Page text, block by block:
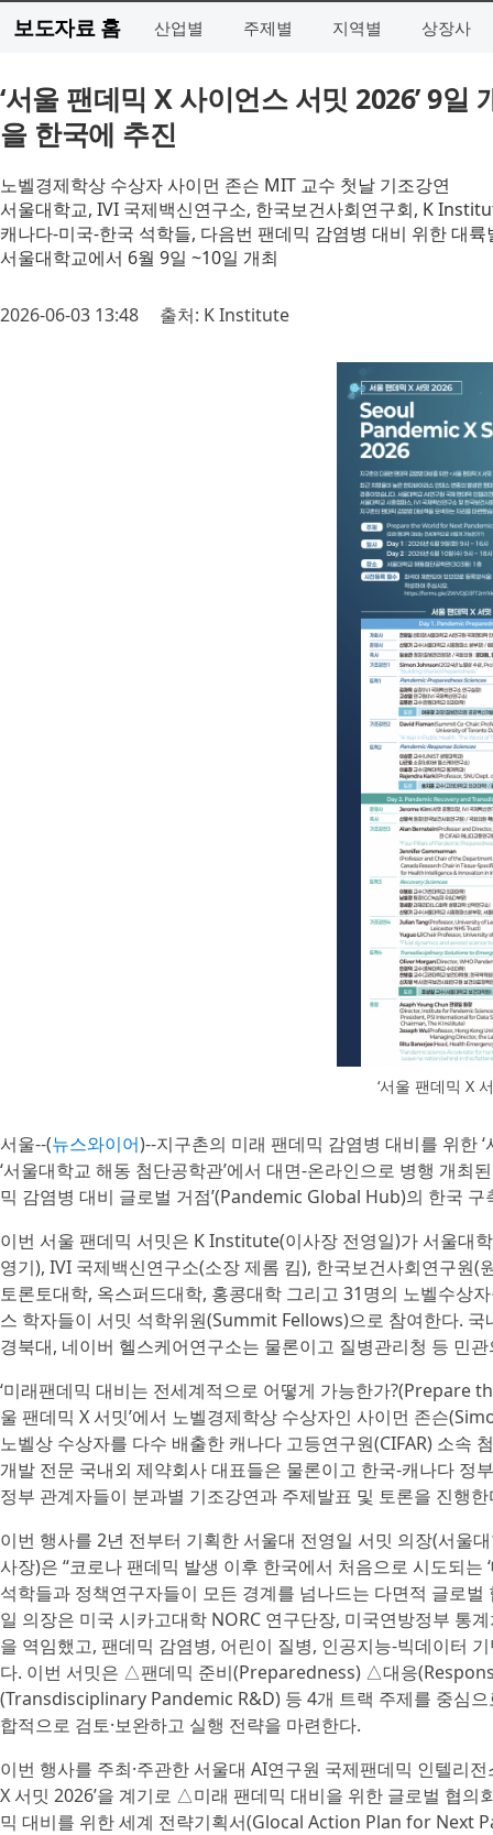
보도자료 홈 산업별 주제별 지역별 상장사
‘서울 팬데믹 X 사이언스 서밋 2026’ 9
을 한국에 추진
노벨경제학상 수상자 사이먼 존슨 MIT 교수 첫날 기조강연
서울대학교, IVI 국제백신연구소, 한국보건사회연구회, K
캐나다-미국-한국 석학들, 다음번 팬데믹 감염병 대비 위한 대
서울대학교에서 6월 9일 ~10일 개최
2026-06-03 13:48 출처: K Institute
‘서울 팬데믹 X
서울--(뉴스와이어)--지구촌의 미래 팬데믹 감염병 대비를 위한
‘서울대학교 해동 첨단공학관’에서 대면-온라인으로 병행 개최
믹 감염병 대비 글로벌 거점’(Pandemic Global Hub)의 한국 구
이번 서울 팬데믹 서밋은 K Institute(이사장 전영일)가 서울대
영기), IVI 국제백신연구소(소장 제롬 킴), 한국보건사회연구원
토론토대학, 옥스퍼드대학, 홍콩대학 그리고 31명의 노벨수상
스 학자들이 서밋 석학위원(Summit Fellows)으로 참여한다.
경북대, 네이버 헬스케어연구소는 물론이고 질병관리청 등 민
‘미래팬데믹 대비는 전세계적으로 어떻게 가능한가?(Prepare
울 팬데믹 X 서밋’에서 노벨경제학상 수상자인 사이먼 존슨
노벨상 수상자를 다수 배출한 캐나다 고등연구원(CIFAR) 소속
개발 전문 국내외 제약회사 대표들은 물론이고 한국-캐나다 정
정부 관계자들이 분과별 기조강연과 주제발표 및 토론을 진행한
이번 행사를 2년 전부터 기획한 서울대 전영일 서밋 의장(서
사장)은 “코로나 팬데믹 발생 이후 한국에서 처음으로 시도되
석학들과 정책연구자들이 모든 경계를 넘나드는 다면적 글로
일 의장은 미국 시카고대학 NORC 연구단장, 미국연방정부 통
을 역임했고, 팬데믹 감염병, 어린이 질병, 인공지능-빅데이터
다. 이번 서밋은 △팬데믹 준비(Preparedness) △대응
(Transdisciplinary Pandemic R&D) 등 4개 트랙 주제를 중심
합적으로 검토·보완하고 실행 전략을 마련한다.
이번 행사를 주최·주관한 서울대 AI연구원 국제팬데믹 인텔리
X 서밋 2026’을 계기로 △미래 팬데믹 대비을 위한 글로벌
믹 대비를 위한 세계 전략기획서(Glocal Action Plan for Next